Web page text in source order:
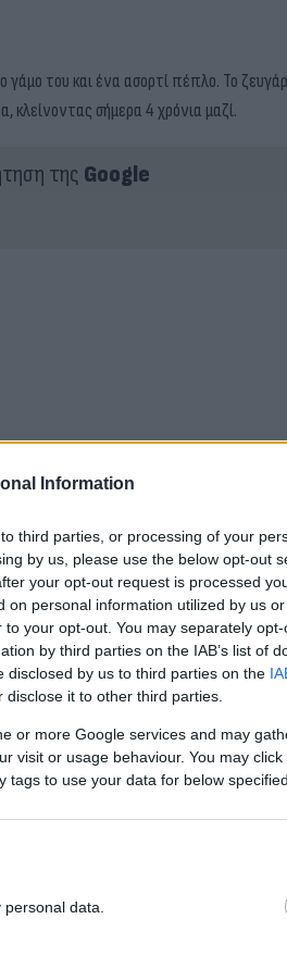
Information
third parties, or processing of your
by us, please use the below opt-out
your opt-out request is processed
on personal information utilized by us
your opt-out. You may separately
by third parties on the IAB’s list of
disclosed by us to third parties on the
disclose it to other third parties.
or more Google services and may
visit or usage behaviour. You may
tags to use your data for below
data.
γάμο του και ένα ασορτί πέπλο. Το
κλείνοντας σήμερα 4 χρόνια μαζί.
της Google
Skin dysmorphia: Όταν η